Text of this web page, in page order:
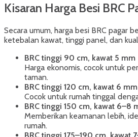
Kisaran Harga Besi BRC
Secara umum, harga besi BRC pagar
ketebalan kawat, tinggi panel, dan
BRC tinggi 90 cm, kawat 5 mm
Harga ekonomis, cocok untuk
taman.
BRC tinggi 120 cm, kawat 6 mm
Cocok untuk rumah tinggal
BRC tinggi 150 cm, kawat 6–8
Memberikan keamanan lebih,
rumah.